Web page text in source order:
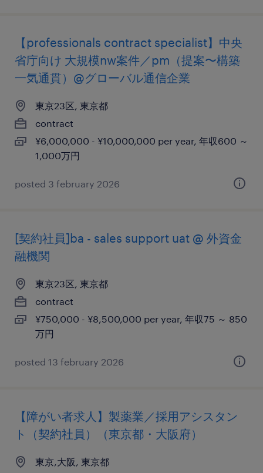
【professionals contract specialist】中央
省庁向け 大規模nw案件／pm（提案〜構築
一気通貫）@グローバル通信企業
東京23区, 東京都
contract
¥6,000,000 - ¥10,000,000 per year, 年収600 ～
1,000万円
posted 3 february 2026
[契約社員]ba - sales support uat @ 外資金
融機関
東京23区, 東京都
contract
¥750,000 - ¥8,500,000 per year, 年収75 ～ 850
万円
posted 13 february 2026
【障がい者求人】製薬業／採用アシスタン
ト（契約社員）（東京都・大阪府）
東京,大阪, 東京都